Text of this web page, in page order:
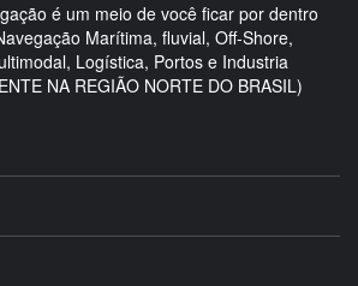
é um meio de você ficar por dentro
Marítima, fluvial, Off-Shore,
Logística, Portos e Industria
NA REGIÃO NORTE DO BRASIL)